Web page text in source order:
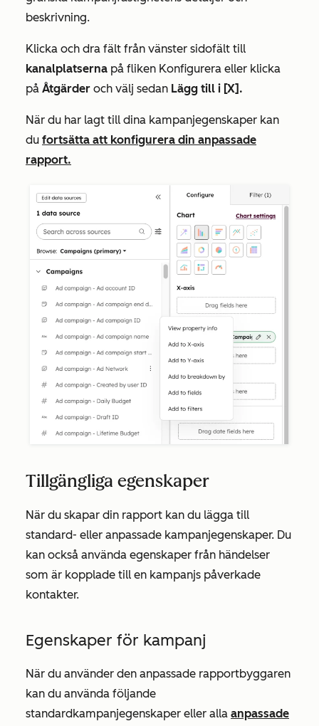
beskrivning.
Klicka och dra fält från vänster sidofält till
kanalplatserna på fliken Konfigurera eller klicka
på Åtgärder och välj sedan Lägg till i [X].
När du har lagt till dina kampanjegenskaper kan
du fortsätta att konfigurera din anpassade
rapport.
Tillgängliga egenskaper
När du skapar din rapport kan du lägga till
standard- eller anpassade kampanjegenskaper. Du
kan också använda egenskaper från händelser
som är kopplade till en kampanjs påverkade
kontakter.
Egenskaper för kampanj
När du använder den anpassade rapportbyggaren
kan du använda följande
standardkampanjegenskaper eller alla anpassade